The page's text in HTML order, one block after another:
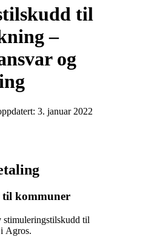
til
–
og
3. januar 2022
til kommuner
stimuleringstilskudd til
Agros.